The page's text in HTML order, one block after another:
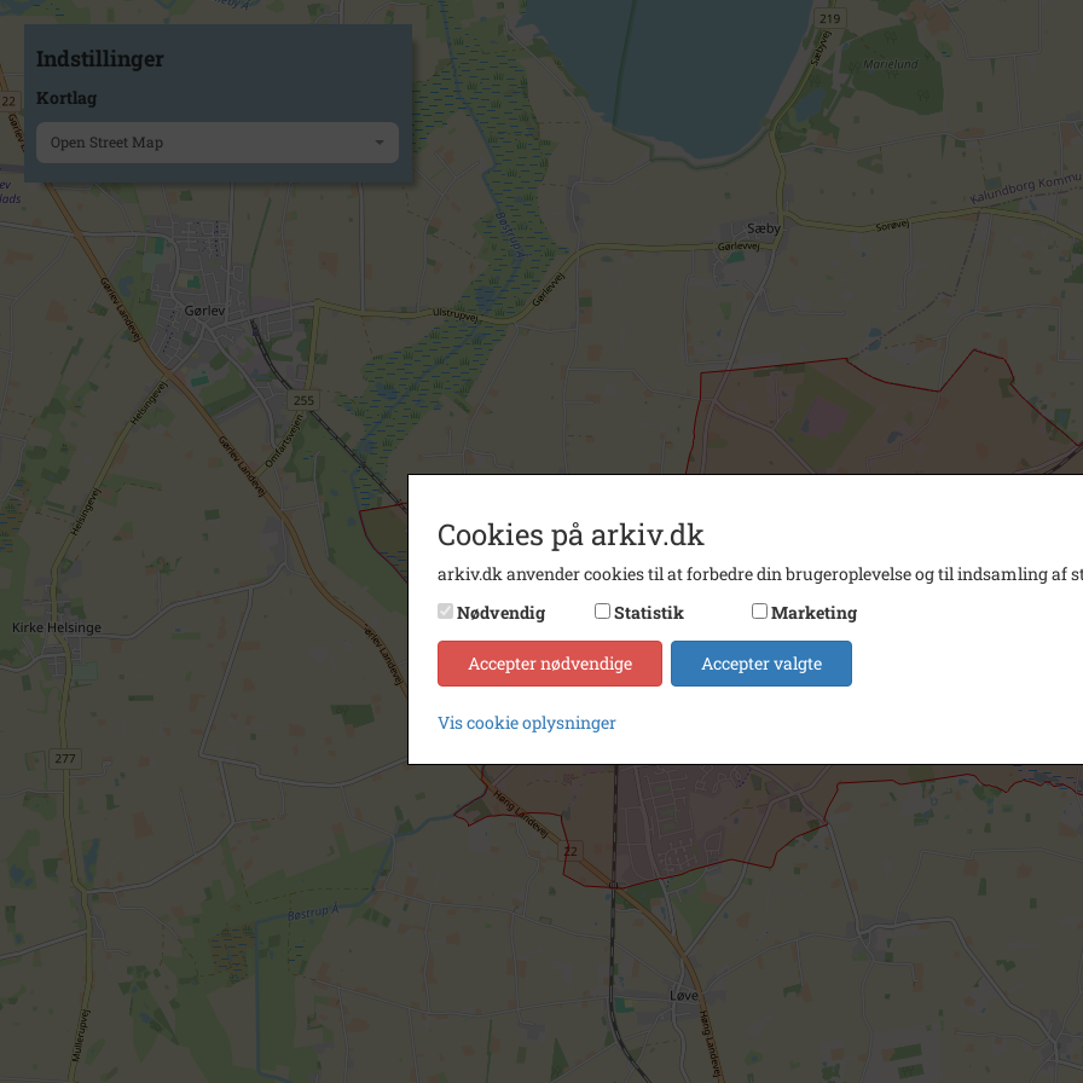
Indstillinger
Kortlag
Open Street Map
Cookies på arkiv.dk
arkiv.dk anvender cookies til at forbedre din brugeroplevelse og til indsamling af
Nødvendig
Statistik Marketing
Accepter nødvendige Accepter valgte
Vis cookie oplysninger